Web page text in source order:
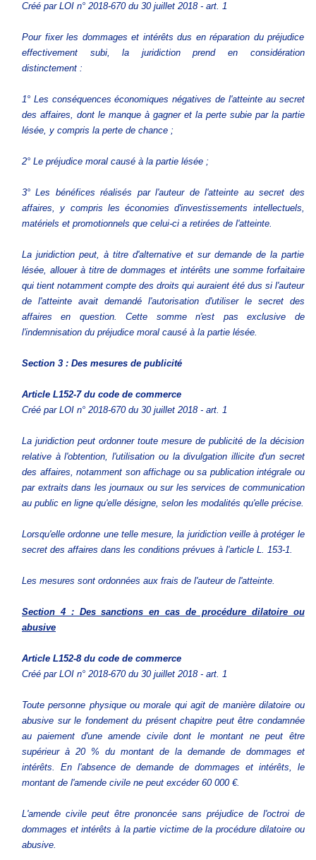
Créé par LOI n° 2018-670 du 30 juillet 2018 - art. 1
Pour fixer les dommages et intérêts dus en réparation du préjudice
effectivement subi, la juridiction prend en considération
distinctement :
1° Les conséquences économiques négatives de l'atteinte au secret
des affaires, dont le manque à gagner et la perte subie par la partie
lésée, y compris la perte de chance ;
2° Le préjudice moral causé à la partie lésée ;
3° Les bénéfices réalisés par l'auteur de l'atteinte au secret des
affaires, y compris les économies d'investissements intellectuels,
matériels et promotionnels que celui-ci a retirées de l'atteinte.
La juridiction peut, à titre d'alternative et sur demande de la partie
lésée, allouer à titre de dommages et intérêts une somme forfaitaire
qui tient notamment compte des droits qui auraient été dus si l'auteur
de l'atteinte avait demandé l'autorisation d'utiliser le secret des
affaires en question. Cette somme n'est pas exclusive de
l'indemnisation du préjudice moral causé à la partie lésée.
Section 3 : Des mesures de publicité
Article L152-7 du code de commerce
Créé par LOI n° 2018-670 du 30 juillet 2018 - art. 1
La juridiction peut ordonner toute mesure de publicité de la décision
relative à l'obtention, l'utilisation ou la divulgation illicite d'un secret
des affaires, notamment son affichage ou sa publication intégrale ou
par extraits dans les journaux ou sur les services de communication
au public en ligne qu'elle désigne, selon les modalités qu'elle précise.
Lorsqu'elle ordonne une telle mesure, la juridiction veille à protéger le
secret des affaires dans les conditions prévues à l'article L. 153-1.
Les mesures sont ordonnées aux frais de l'auteur de l'atteinte.
Section 4 : Des sanctions en cas de procédure dilatoire ou
abusive
Article L152-8 du code de commerce
Créé par LOI n° 2018-670 du 30 juillet 2018 - art. 1
Toute personne physique ou morale qui agit de manière dilatoire ou
abusive sur le fondement du présent chapitre peut être condamnée
au paiement d'une amende civile dont le montant ne peut être
supérieur à 20 % du montant de la demande de dommages et
intérêts. En l'absence de demande de dommages et intérêts, le
montant de l'amende civile ne peut excéder 60 000 €.
L'amende civile peut être prononcée sans préjudice de l'octroi de
dommages et intérêts à la partie victime de la procédure dilatoire ou
abusive.